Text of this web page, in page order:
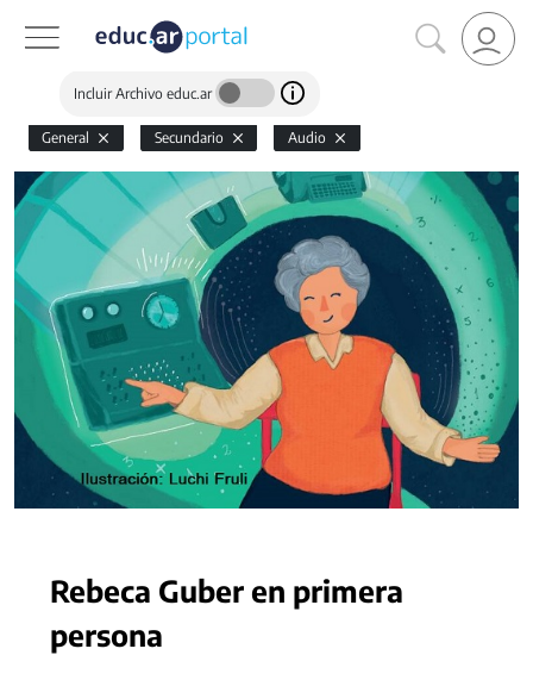
Incluir Archivo educ.ar
General Secundario Audio
Rebeca Guber en primera
persona